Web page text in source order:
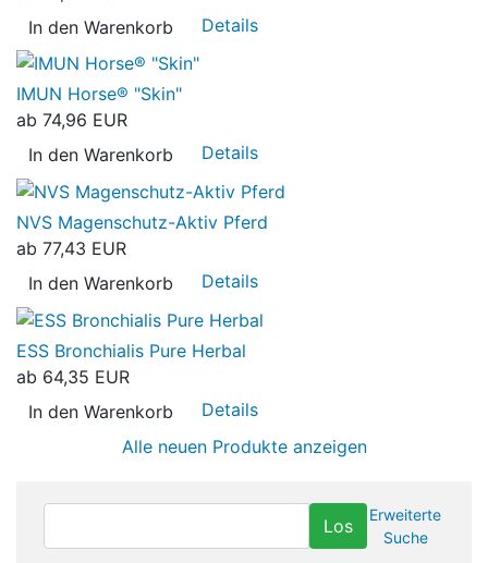
In den Warenkorb
Details
IMUN Horse® "Skin"
ab 74,96 EUR
In den Warenkorb
Details
NVS Magenschutz-Aktiv Pferd
ab 77,43 EUR
In den Warenkorb
Details
ESS Bronchialis Pure Herbal
ab 64,35 EUR
In den Warenkorb
Details
Alle neuen Produkte anzeigen
Erweiterte
Suche